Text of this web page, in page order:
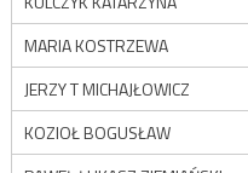
MARIA KOSTRZEWA
JERZY T MICHAJŁOWICZ
KOZIOŁ BOGUSŁAW